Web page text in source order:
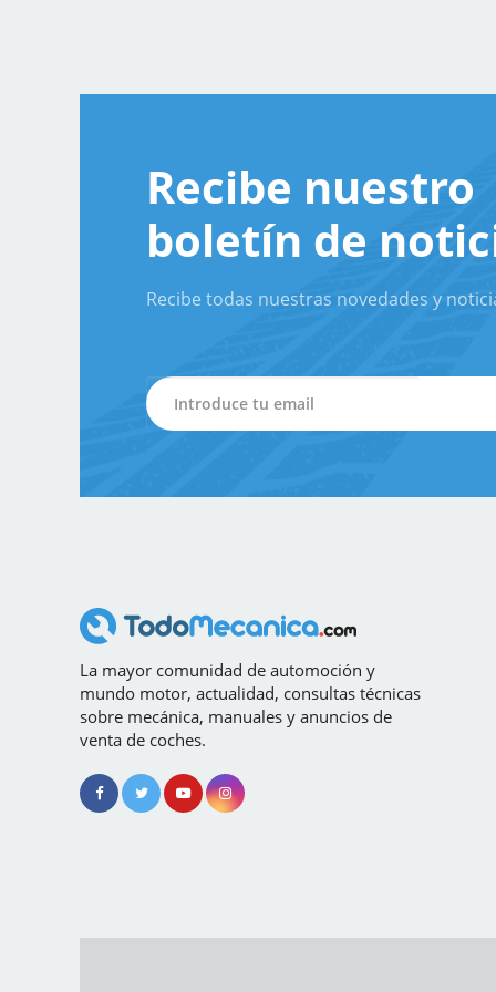
Recibe nuestro
boletín de
Recibe todas nuestras novedades y
La mayor comunidad de automoción y
mundo motor, actualidad, consultas técnicas
sobre mecánica, manuales y anuncios de
venta de coches.